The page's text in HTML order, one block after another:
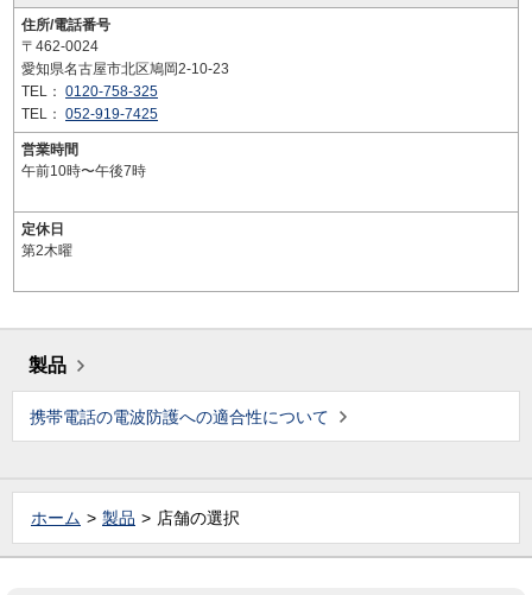
住所/電話番号
〒462-0024
愛知県名古屋市北区鳩岡2-10-23
TEL： 0120-758-325
TEL： 052-919-7425
営業時間
午前10時〜午後7時
定休日
第2木曜
製品
携帯電話の電波防護への適合性について
ホーム 製品 店舗の選択